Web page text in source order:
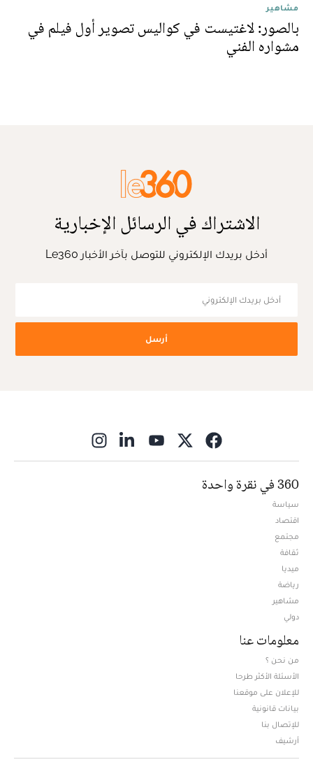
مشاهير
بالصور: لاغتيست في كواليس تصوير أول فيلم في
مشواره الفني
الاشتراك في الرسائل الإخبارية
أدخل بريدك الإلكتروني للتوصل بآخر الأخبار Le360
أرسل
360 في نقرة واحدة
سياسة
اقتصاد
مجتمع
ثقافة
ميديا
رياضة
مشاهير
دولي
معلومات عنا
من نحن ؟
الأسئلة الأكثر طرحا
للإعلان على موقعنا
بيانات قانونية
للإتصال بنا
أرشيف